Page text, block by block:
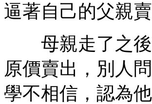
逼著自己的父親
母親走了之後
原價賣出，別人
學不相信，認為